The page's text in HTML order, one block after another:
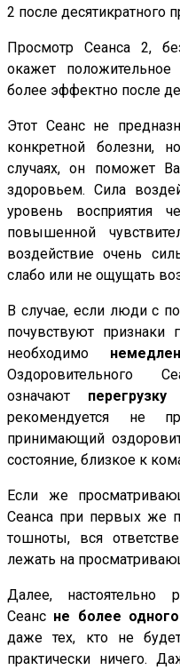
2 после десятикратного
Просмотр Сеанса 2,
окажет
более эффектно после
Этот Сеанс не
конкретной болезни,
случаях, он поможет
здоровьем. Сила
уровень восприятия
повышенной
воздействие очень
слабо или не ощущать
В случае, если люди с
почувствуют признаки
необходимо
Оздоровительного
означают
рекомендуется не
принимающий
состояние, близкое к
Если же
Сеанса при первых же
тошноты, вся
лежать на
Далее, настоятельно
Сеанс не более
даже тех, кто не
практически ничего.